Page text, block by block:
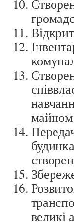
великі